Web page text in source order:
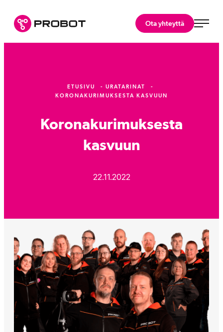
suoraan
sisältöön
Probot Oy
Ota yhteyttä
ETUSIVU
URATARINAT
KORONAKURIMUKSESTA KASVUUN
Koronakurimuksesta
kasvuun
22.11.2022